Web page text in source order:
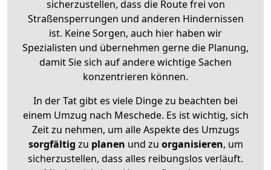
sicherzustellen, dass die Route frei von
Straßensperrungen und anderen Hindernissen
ist. Keine Sorgen, auch hier haben wir
Spezialisten und übernehmen gerne die Planung,
damit Sie sich auf andere wichtige Sachen
konzentrieren können.
In der Tat gibt es viele Dinge zu beachten bei
einem Umzug nach Meschede. Es ist wichtig, sich
Zeit zu nehmen, um alle Aspekte des Umzugs
sorgfältig zu planen und zu organisieren, um
sicherzustellen, dass alles reibungslos verläuft.